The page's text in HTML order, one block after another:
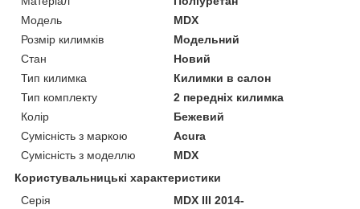
Модель
MDX
Розмір килимків
Модельний
Стан
Новий
Тип килимка
Килимки в салон
Тип комплекту
2 передніх килимка
Колір
Бежевий
Сумісність з маркою
Acura
Сумісність з моделлю
MDX
Користувальницькі характеристики
Серія
MDX III 2014-